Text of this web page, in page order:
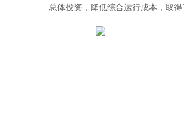
总体投资，降低综合运行成本，取得